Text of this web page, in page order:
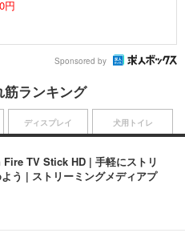
円
Sponsored by
ランキング
Fire TV Stick HD | 手軽にストリ
う | ストリーミングメディアプ
ディスプレイ 犬用トイレ